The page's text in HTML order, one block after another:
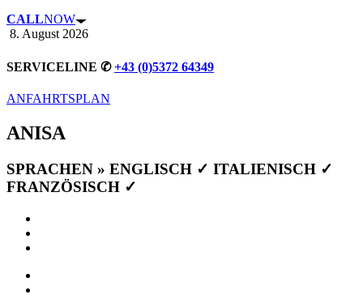
CALLNOW
8. August 2026
SERVICELINE ✆+43 (0)5372 64349
ANFAHRTSPLAN
ANISA
SPRACHEN » ENGLISCH ✓ ITALIENISCH ✓
FRANZÖSISCH ✓